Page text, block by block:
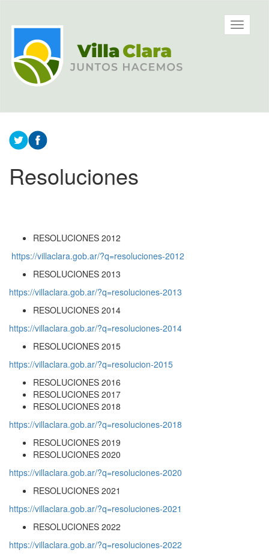
contenido
principal
Municipalidad
de Villa
Clara, Entre
Ríos,
Argentina
barra
Contenido
principal
Resoluciones
RESOLUCIONES 2012
https://villaclara.gob.ar/?q=resoluciones-2012
RESOLUCIONES 2013
https://villaclara.gob.ar/?q=resoluciones-2013
RESOLUCIONES 2014
https://villaclara.gob.ar/?q=resoluciones-2014
RESOLUCIONES 2015
https://villaclara.gob.ar/?q=resolucion-2015
RESOLUCIONES 2016
RESOLUCIONES 2017
RESOLUCIONES 2018
https://villaclara.gob.ar/?q=resoluciones-2018
RESOLUCIONES 2019
RESOLUCIONES 2020
https://villaclara.gob.ar/?q=resoluciones-2020
RESOLUCIONES 2021
https://villaclara.gob.ar/?q=resoluciones-2021
RESOLUCIONES 2022
https://villaclara.gob.ar/?q=resoluciones-2022